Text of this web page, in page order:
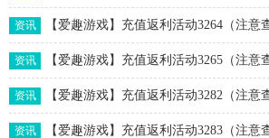
资讯 【爱趣游戏】充值返利活动3264（注意
资讯 【爱趣游戏】充值返利活动3265（注意
资讯 【爱趣游戏】充值返利活动3282（注意
资讯 【爱趣游戏】充值返利活动3283（注意